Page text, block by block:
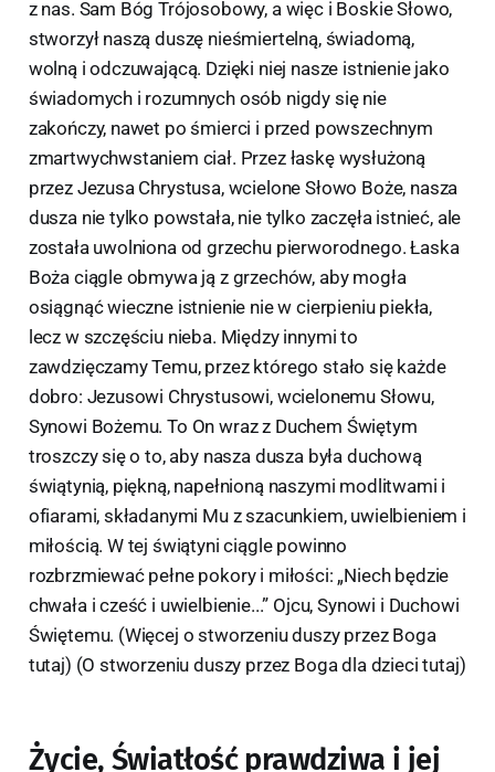
z nas. Sam Bóg Trójosobowy, a więc i Boskie Słowo,
stworzył naszą duszę nieśmiertelną, świadomą,
wolną i odczuwającą. Dzięki niej nasze istnienie jako
świadomych i rozumnych osób nigdy się nie
zakończy, nawet po śmierci i przed powszechnym
zmartwychwstaniem ciał. Przez łaskę wysłużoną
przez Jezusa Chrystusa, wcielone Słowo Boże, nasza
dusza nie tylko powstała, nie tylko zaczęła istnieć, ale
została uwolniona od grzechu pierworodnego. Łaska
Boża ciągle obmywa ją z grzechów, aby mogła
osiągnąć wieczne istnienie nie w cierpieniu piekła,
lecz w szczęściu nieba. Między innymi to
zawdzięczamy Temu, przez którego stało się każde
dobro: Jezusowi Chrystusowi, wcielonemu Słowu,
Synowi Bożemu. To On wraz z Duchem Świętym
troszczy się o to, aby nasza dusza była duchową
świątynią, piękną, napełnioną naszymi modlitwami i
ofiarami, składanymi Mu z szacunkiem, uwielbieniem i
miłością. W tej świątyni ciągle powinno
rozbrzmiewać pełne pokory i miłości: „Niech będzie
chwała i cześć i uwielbienie...” Ojcu, Synowi i Duchowi
Świętemu. (Więcej o stworzeniu duszy przez Boga
tutaj) (O stworzeniu duszy przez Boga dla dzieci tutaj)
Życie, Światłość prawdziwa i jej